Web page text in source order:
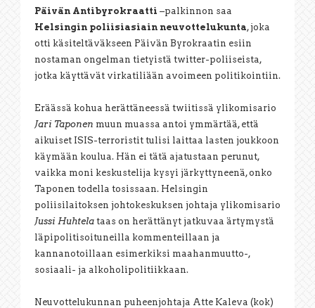
Päivän Antibyrokraatti –palkinnon saa
Helsingin poliisiasiain neuvottelukunta, joka
otti käsiteltäväkseen Päivän Byrokraatin esiin
nostaman ongelman tietyistä twitter-poliiseista,
jotka käyttävät virkatiliään avoimeen politikointiin.
Eräässä kohua herättäneessä twiitissä ylikomisario
Jari Taponen muun muassa antoi ymmärtää, että
aikuiset ISIS-terroristit tulisi laittaa lasten joukkoon
käymään koulua. Hän ei tätä ajatustaan perunut,
vaikka moni keskustelija kysyi järkyttyneenä, onko
Taponen todella tosissaan. Helsingin
poliisilaitoksen johtokeskuksen johtaja ylikomisario
Jussi Huhtela taas on herättänyt jatkuvaa ärtymystä
läpipolitisoituneilla kommenteillaan ja
kannanotoillaan esimerkiksi maahanmuutto-,
sosiaali- ja alkoholipolitiikkaan.
Neuvottelukunnan puheenjohtaja Atte Kaleva (kok)